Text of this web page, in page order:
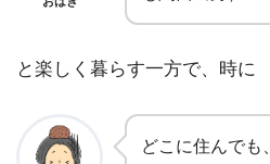
と楽しく暮らす一方で、時に
どこに住んでも